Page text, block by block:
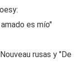
es mío"
rusas y "De